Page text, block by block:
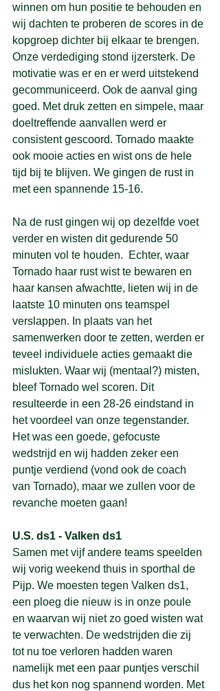
winnen om hun positie te behouden en
wij dachten te proberen de scores in de
kopgroep dichter bij elkaar te brengen.
Onze verdediging stond ijzersterk. De
motivatie was er en er werd uitstekend
gecommuniceerd. Ook de aanval ging
goed. Met druk zetten en simpele, maar
doeltreffende aanvallen werd er
consistent gescoord. Tornado maakte
ook mooie acties en wist ons de hele
tijd bij te blijven. We gingen de rust in
met een spannende 15-16.
Na de rust gingen wij op dezelfde voet
verder en wisten dit gedurende 50
minuten vol te houden.  Echter, waar
Tornado haar rust wist te bewaren en
haar kansen afwachtte, lieten wij in de
laatste 10 minuten ons teamspel
verslappen. In plaats van het
samenwerken door te zetten, werden er
teveel individuele acties gemaakt die
mislukten. Waar wij (mentaal?) misten,
bleef Tornado wel scoren. Dit
resulteerde in een 28-26 eindstand in
het voordeel van onze tegenstander.
Het was een goede, gefocuste
wedstrijd en wij hadden zeker een
puntje verdiend (vond ook de coach
van Tornado), maar we zullen voor de
revanche moeten gaan!
U.S. ds1 - Valken ds1
Samen met vijf andere teams speelden
wij vorig weekend thuis in sporthal de
Pijp. We moesten tegen Valken ds1,
een ploeg die nieuw is in onze poule
en waarvan wij niet zo goed wisten wat
te verwachten. De wedstrijden die zij
tot nu toe verloren hadden waren
namelijk met een paar puntjes verschil
dus het kon nog spannend worden. Met